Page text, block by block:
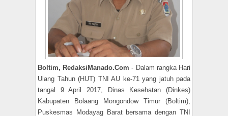
Boltim, RedaksiManado.Com- Dalam rangka Hari
Ulang Tahun (HUT) TNI AU ke-71 yang jatuh pada
tangal 9 April 2017, Dinas Kesehatan (Dinkes)
Kabupaten Bolaang Mongondow Timur (Boltim),
Puskesmas Modayag Barat bersama dengan TNI